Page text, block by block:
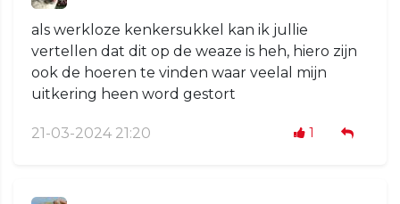
als werkloze kenkersukkel kan ik jullie
vertellen dat dit op de weaze is heh, hiero zijn
ook de hoeren te vinden waar veelal mijn
uitkering heen word gestort
21-03-2024 21:20 1